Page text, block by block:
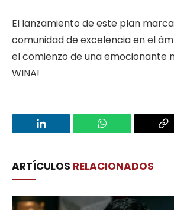
El lanzamiento de este plan
comunidad de excelencia en el
el comienzo de una emocionante
WINA!
LinkedIn WhatsApp
ARTÍCULOS RELACIONADOS